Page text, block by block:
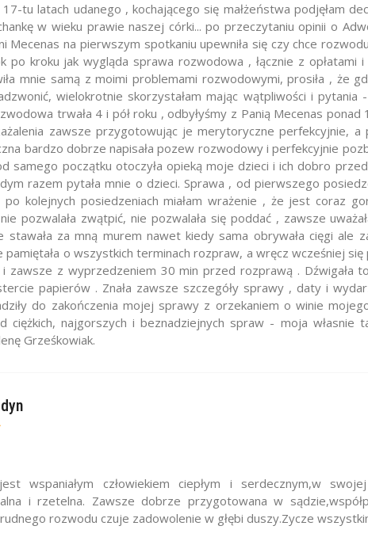
tu latach udanego , kochającego się małżeństwa podjęłam
w wieku prawie naszej córki... po przeczytaniu opinii o
Mecenas na pierwszym spotkaniu upewniła się czy chce
po kroku jak wygląda sprawa rozwodowa , łącznie z opłatami
mnie samą z moimi problemami rozwodowymi, prosiła , że
wielokrotnie skorzystałam mając wątpliwości i pytania
trwała 4 i pół roku , odbyłyśmy z Panią Mecenas
zawsze przygotowując je merytoryczne perfekcyjnie,
bardzo dobrze napisała pozew rozwodowy i perfekcyjnie
samego początku otoczyła opieką moje dzieci i ich dobro
razem pytała mnie o dzieci. Sprawa , od pierwszego
kolejnych posiedzeniach miałam wrażenie , że jest coraz
pozwalała zwątpić, nie pozwalała się poddać , zawsze
stawała za mną murem nawet kiedy sama obrywała cięgi ale
pamiętała o wszystkich terminach rozpraw, a wręcz wcześniej
zawsze z wyprzedzeniem 30 min przed rozprawą . Dźwigała
papierów . Znała zawsze szczegóły sprawy , daty i
do zakończenia mojej sprawy z orzekaniem o winie
ciężkich, najgorszych i beznadziejnych spraw - moja własnie
Grześkowiak.
wspaniałym człowiekiem ciepłym i serdecznym,w
i rzetelna. Zawsze dobrze przygotowana w
rozwodu czuje zadowolenie w głębi duszy.Zycze